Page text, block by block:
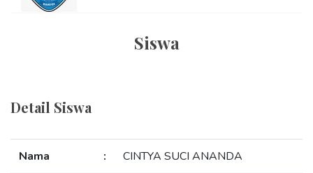
Siswa
Detail Siswa
Nama : CINTYA SUCI ANANDA